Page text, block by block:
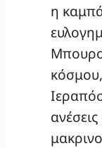
η
κόσμου,